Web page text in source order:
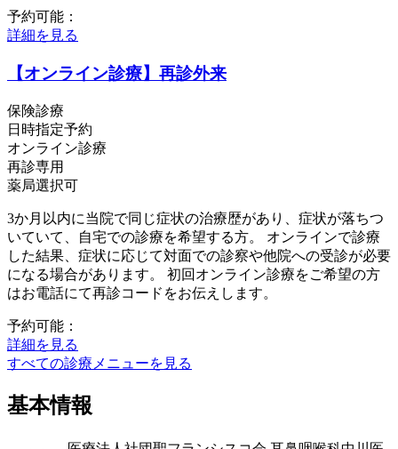
予約可能：
詳細を見る
【オンライン診療】再診外来
保険診療
日時指定予約
オンライン診療
再診専用
薬局選択可
3か月以内に当院で同じ症状の治療歴があり、症状が落ちつ
いていて、自宅での診療を希望する方。 オンラインで診療
した結果、症状に応じて対面での診察や他院への受診が必要
になる場合があります。 初回オンライン診療をご希望の方
はお電話にて再診コードをお伝えします。
予約可能：
詳細を見る
すべての診療メニューを見る
基本情報